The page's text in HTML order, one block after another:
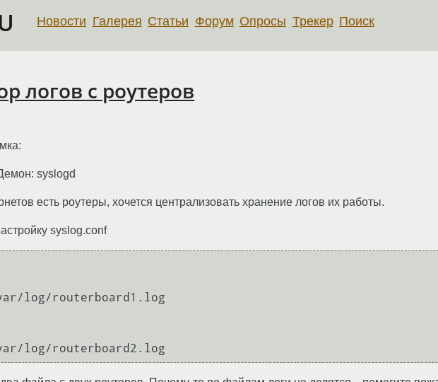
Новости Галерея Статьи Форум Опросы Трекер Поиск
логов с роутеров
syslogd
есть роутеры, хочется централизовать хранение логов их работы.
syslog.conf
log/routerboard1.log